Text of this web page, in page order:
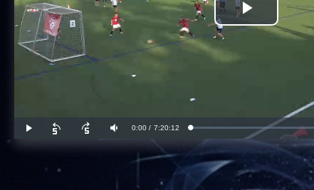
Přehrát
Přehrát
Posunout PosunoutZtlumitAktuální
0:00 / Doba
trvání
7:20:12 Načteno:
0.01%